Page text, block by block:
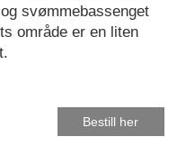
svømmebassenget
område er en liten
Bestill her